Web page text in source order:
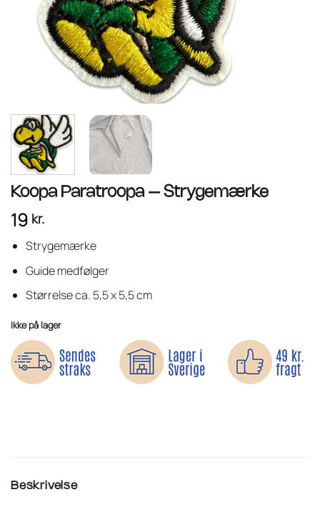
Koopa Paratroopa – Strygemærke
19 kr.
Strygemærke
Guide medfølger
Størrelse ca. 5,5 x 5,5 cm
Ikke på lager
Beskrivelse